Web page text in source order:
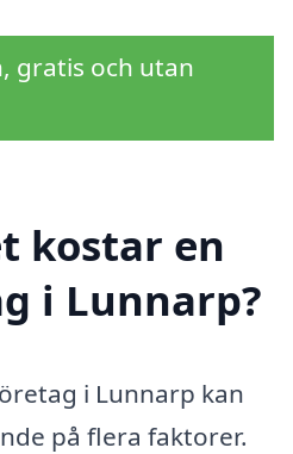
gratis och utan
kostar en
i Lunnarp?
i Lunnarp kan
på flera faktorer.